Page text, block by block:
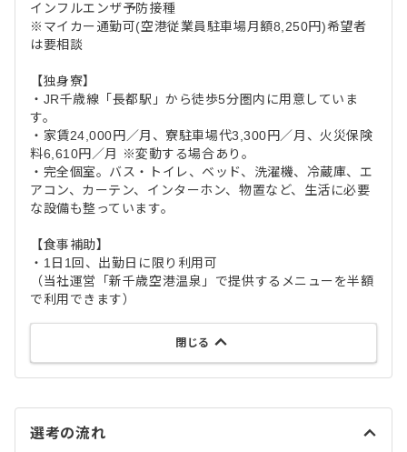
インフルエンザ予防接種
※マイカー通勤可(空港従業員駐車場月額8,250円)希望者
は要相談
【独身寮】
・JR千歳線「長都駅」から徒歩5分圏内に用意していま
す。
・家賃24,000円／月、寮駐車場代3,300円／月、火災保険
料6,610円／月 ※変動する場合あり。
・完全個室。バス・トイレ、ベッド、洗濯機、冷蔵庫、エ
アコン、カーテン、インターホン、物置など、生活に必要
な設備も整っています。
【食事補助】
・1日1回、出勤日に限り利用可
（当社運営「新千歳空港温泉」で提供するメニューを半額
で利用できます）
閉じる
選考の流れ